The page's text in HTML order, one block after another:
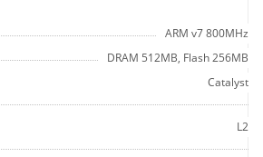
ARM v7 800MHz
DRAM 512MB, Flash 256MB
Catalyst
L2